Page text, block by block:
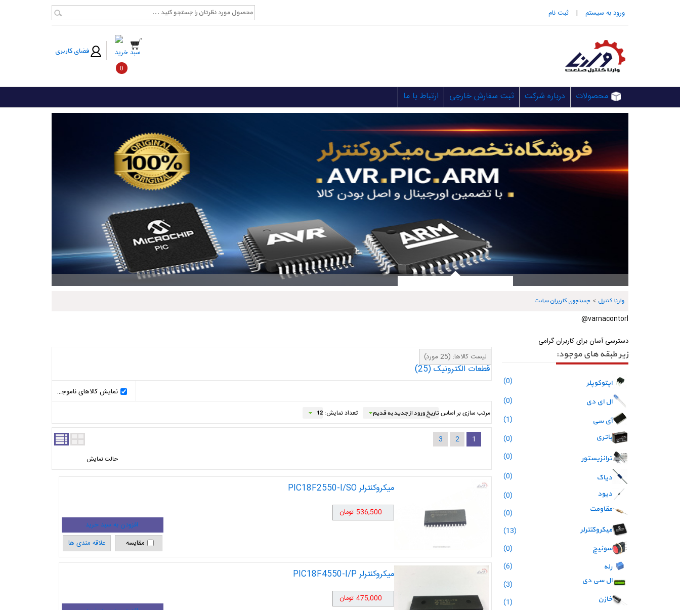
ورود به سيستم | ثبت نام
فضای کاربری سبد خرید
0
محصولات درباره شرکت ثبت سفارش خارجی ارتباط با ما
وارنا کنترل > جستجوی كاربران سایت
varnacontorl@
دسترسی آسان برای کاربران گرامی
زیر طبقه های موجود:
اپتوکوپلر (0)
ال ای دی (0)
آی سی (1)
باتری (0)
ترانزیستور (0)
دیاک (0)
دیود (0)
مقاومت (0)
میکروکنترلر (13)
سوئیچ (0)
رله (6)
ال سی دی (3)
خازن (1)
لیست کالاها: (25 مورد)
قطعات الکترونیک(25)
نمایش کالاهای ناموجود
مرتب سازی بر اساس تعداد نمایش:
1
2
3
حالت نمایش
میکروکنترلر PIC18F2550-I/SO
536,500 تومان
مقایسه علاقه مندی ها
میکروکنترلر PIC18F4550-I/P
475,000 تومان